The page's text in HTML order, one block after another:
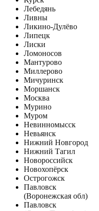
Лебедянь
Ливны
Ликино-Дулёво
Липецк
Лиски
Ломоносов
Мантурово
Миллерово
Мичуринск
Моршанск
Москва
Мурино
Муром
Невинномысск
Невьянск
Нижний Новгород
Нижний Тагил
Новороссийск
Новохопёрск
Острогожск
Павловск
(Воронежская обл)
Павловск